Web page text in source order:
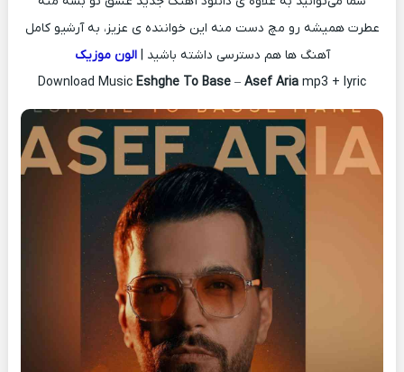
عطرت همیشه رو مچ دست منه این خواننده ی عزیز، به آرشیو کامل
آهنگ ها هم دسترسی داشته باشید |الون موزیک
Download Music Eshghe To Base – Asef Aria mp3 + lyric